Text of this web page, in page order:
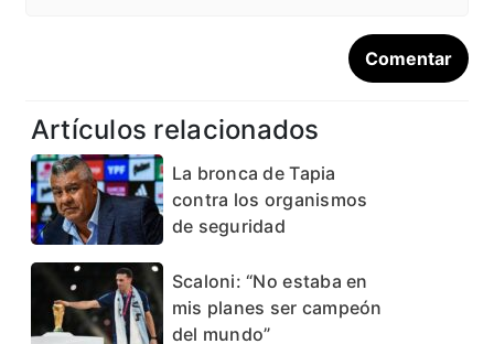
Artículos relacionados
La bronca de Tapia
contra los organismos
de seguridad
Scaloni: “No estaba en
mis planes ser campeón
del mundo”